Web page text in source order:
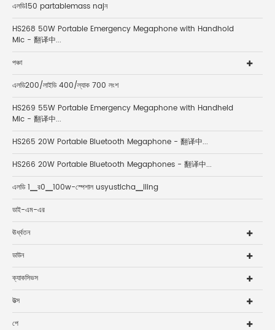
এলডি150 partablemass najন
HS268 50W Portable Emergency Megaphone with Handhold
Mic - 翻译中...
পঞ্চা
এলডি200/লাইডি 400/ল্যাক 700 লংশ
HS269 55W Portable Emergency Megaphone with Handheld
Mic - 翻译中...
HS265 20W Portable Bluetooth Megaphone - 翻译中...
HS266 20W Portable Bluetooth Megaphones - 翻译中...
এলডি 1▁র0▁100w-স্পেশাল usyusticha▁iling
ডাই-এম-এর
ঊর্ধ্বতন
ডাউন
ক্যাকসিভস
উত্স
পে